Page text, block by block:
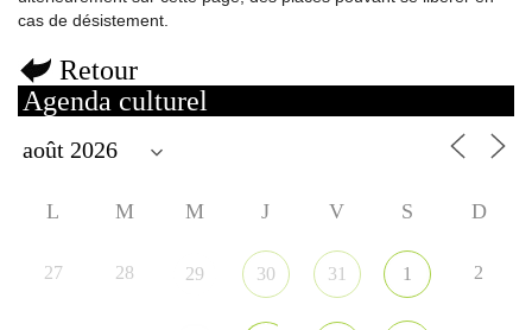
cas de désistement.
Retour
Agenda culturel
L M M J V S D
27 28 29 30 31 1 2